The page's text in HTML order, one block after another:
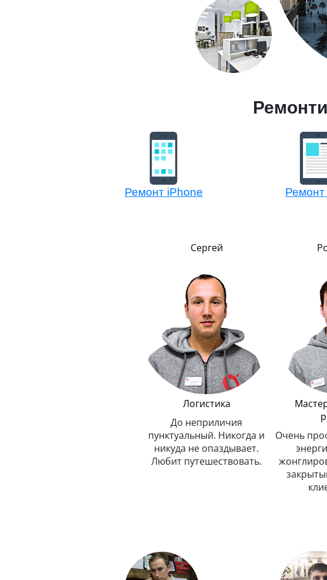
Ремонт iPhone Ремонт
Сергей
Логистика
До неприличия
пунктуальный. Никогда и
никуда не опаздывает.
Любит путешествовать.
Очень